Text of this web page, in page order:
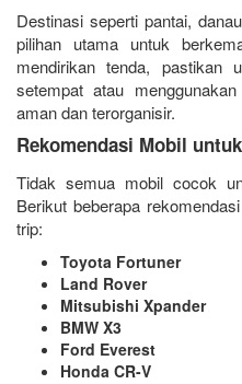
Destinasi seperti pantai,
pilihan utama untuk
mendirikan tenda, pastikan
setempat atau
aman dan terorganisir.
Rekomendasi Mobil
Tidak semua mobil cocok
Berikut beberapa
trip:
Toyota Fortuner
Land Rover
Mitsubishi Xpander
BMW X3
Ford Everest
Honda CR-V